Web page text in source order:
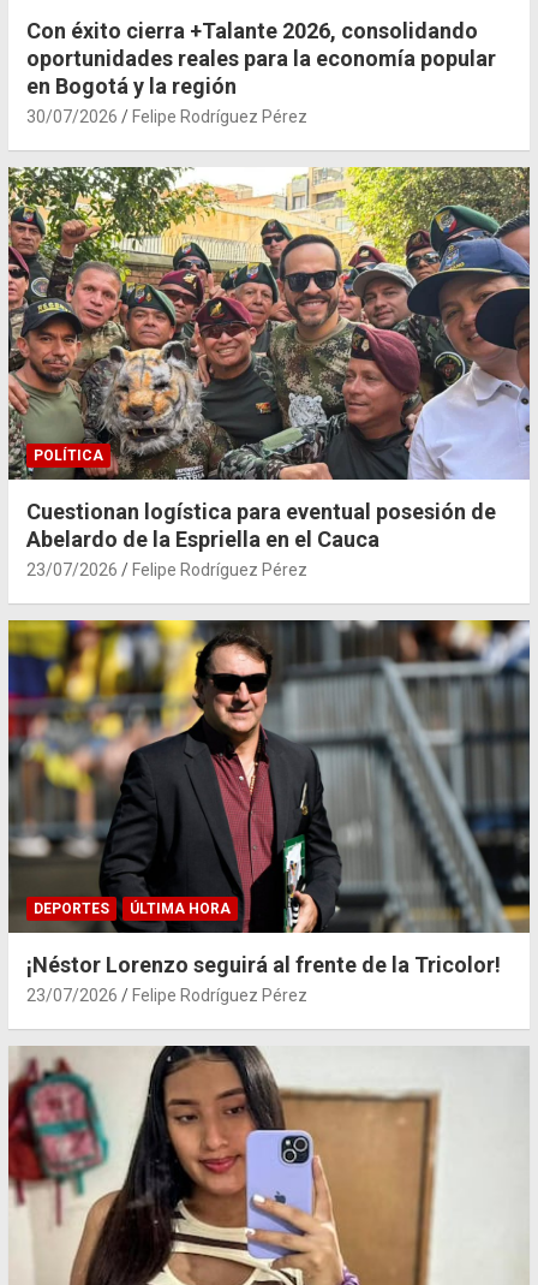
Con éxito cierra +Talante 2026, consolidando
oportunidades reales para la economía popular
en Bogotá y la región
30/07/2026 Felipe Rodríguez Pérez
POLÍTICA
Cuestionan logística para eventual posesión de
Abelardo de la Espriella en el Cauca
23/07/2026 Felipe Rodríguez Pérez
DEPORTES ÚLTIMA HORA
¡Néstor Lorenzo seguirá al frente de la Tricolor!
23/07/2026 Felipe Rodríguez Pérez